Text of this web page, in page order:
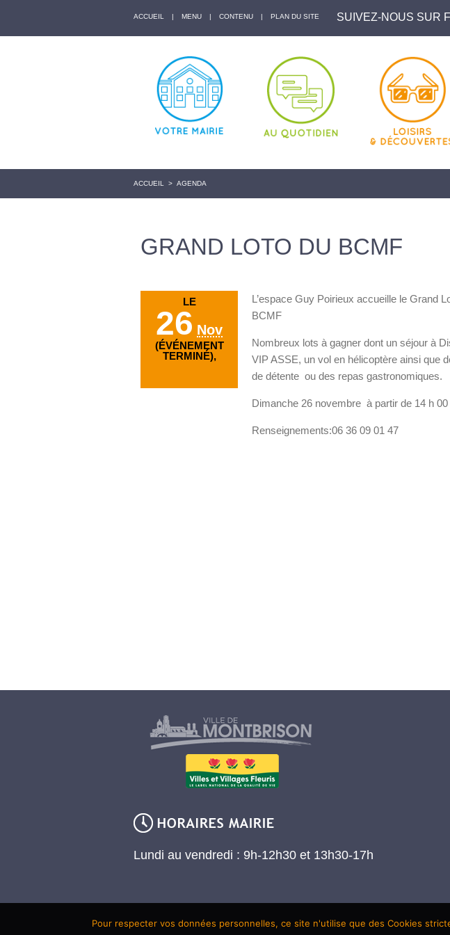
ACCUEIL | MENU | CONTENU | PLAN DU SITE SUIVEZ-NOUS SUR
ACCUEIL > AGENDA
GRAND LOTO DU BCMF
LE
26 Nov
(ÉVÉNEMENT
TERMINÉ),
L’espace Guy Poirieux accueille le Grand
BCMF
Nombreux lots à gagner dont un séjour à
VIP ASSE, un vol en hélicoptère ainsi que
de détente ou des repas gastronomiques.
Dimanche 26 novembre à partir de 14 h 00
Renseignements:06 36 09 01 47
Lundi au vendredi : 9h-12h30 et 13h30-17h
Pour respecter vos données personnelles, ce site n'utilise que des Cookies